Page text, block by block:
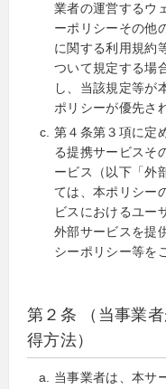
業者の運営するウ
ーポリシーその他
に関する利用規約
ついて規定する場
し、当該規定等が
ポリシーが優先さ
第４条第３項に定
る提携サービスそ
ービス（以下「外
ては、本ポリシー
ビスにおけるユー
外部サービスを提
シーポリシー等を
第２条 （当事業
得方法）
当事業者は、本サ